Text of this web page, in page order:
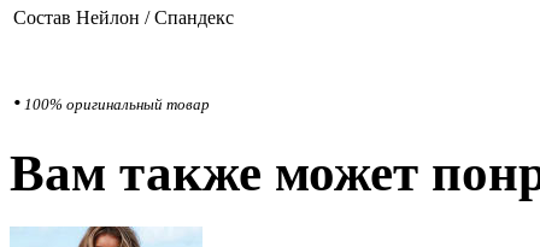
Состав Нейлон / Спандекс
• 100% оригинальный товар
Вам также может